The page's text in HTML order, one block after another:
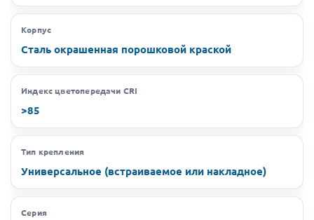
Корпус
Сталь окрашенная порошковой краской
Индекс цветопередачи CRI
>85
Тип крепления
Универсальное (встраиваемое или накладное)
Серия